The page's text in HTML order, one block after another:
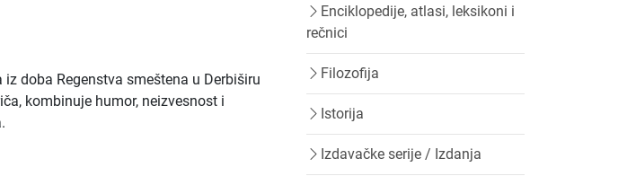
doba Regenstva smeštena u Derbiširu
kombinuje humor, neizvesnost i
Enciklopedije, atlasi, leksikoni i
rečnici
Filozofija
Istorija
Izdavačke serije / Izdanja